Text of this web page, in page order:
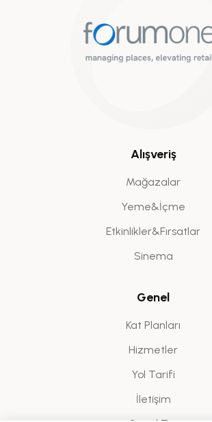
Alışveriş
Mağazalar
Yeme&İçme
Etkinlikler&Fırsatlar
Sinema
Genel
Kat Planları
Hizmetler
Yol Tarifi
İletişim